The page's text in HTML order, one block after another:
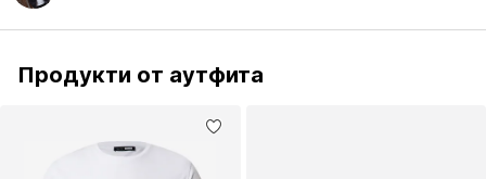
Продукти от аутфита